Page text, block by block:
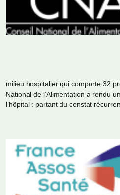
milieu hos­pi­ta­lier qui com­porte 32
National de l’Alimentation a rendu
l’hôpi­tal : par­tant du cons­tat